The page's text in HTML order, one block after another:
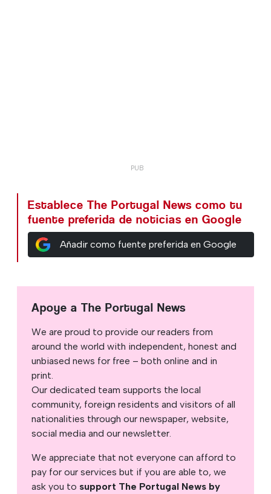
Establece The Portugal News como tu
fuente preferida de noticias en Google
Añadir como fuente preferida en Google
Apoye a The Portugal News
We are proud to provide our readers from
around the world with independent, honest and
unbiased news for free – both online and in
print.
Our dedicated team supports the local
community, foreign residents and visitors of all
nationalities through our newspaper, website,
social media and our newsletter.
We appreciate that not everyone can afford to
pay for our services but if you are able to, we
ask you to support The Portugal News by